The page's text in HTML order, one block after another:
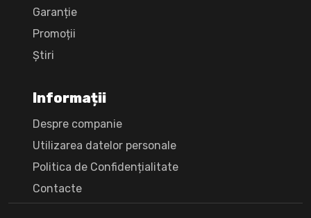
Garanție
Promoții
Știri
Informații
Despre companie
Utilizarea datelor personale
Politica de Confidențialitate
Сontacte